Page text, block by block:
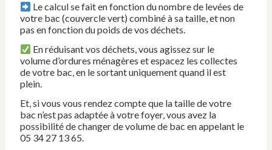
Le calcul se fait en fonction du nombre de levées de
votre bac (couvercle vert) combiné à sa taille, et non
pas en fonction du poids de vos déchets.
En réduisant vos déchets, vous agissez sur le
volume d’ordures ménagères et espacez les collectes
de votre bac, en le sortant uniquement quand il est
plein.
Et, si vous vous rendez compte que la taille de votre
bac n’est pas adaptée à votre foyer, vous avez la
possibilité de changer de volume de bac en appelant le
05 34 27 13 65.